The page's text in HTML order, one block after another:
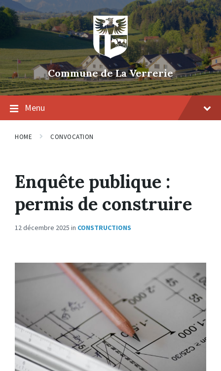
Skip
to
content
Skip
to
main
navigation
Skip
to
footer
Commune de La Verrerie
Menu
HOME CONVOCATION
Enquête publique :
permis de construire
12 décembre 2025 in CONSTRUCTIONS